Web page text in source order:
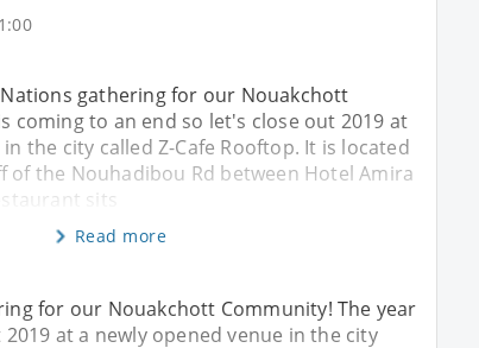
gathering for our Nouakchott
coming to an end so let's close out 2019 at
the city called Z-Cafe Rooftop. It is located
of the Nouhadibou Rd between Hotel Amira
sits
Read more
for our Nouakchott Community! The year
at a newly opened venue in the city